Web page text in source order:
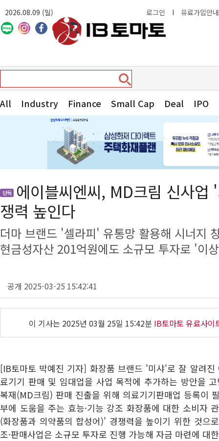
2026.08.09 (일) 로그인 I 유료가입안내
All Industry Finance Small Cap Deal IPO
단독
에이블씨엔씨, MD크림 신사
쟁력 높인다
더마 브랜드 '셀라피' 유통망 활용해 시너지
현금성자산 201억원에도 소규모 투자로 '이
공개 2025-03-25 15:42:41
이 기사는 2025년 03월 25일 15:42분 IB토마토 유료사이
[IB토마토 박예진 기자] 화장품 브랜드 '미샤'로 잘 알려진
료기기 판매 및 임대업을 사업 목적에 추가하는 방안을
복재(MD크림) 판매 진출을 위해 의료기기판매업 등록이
부에 도움을 주는 효능·기능 강조 화장품에 대한 소비자
(화장품과 의약품의 합성어)' 경쟁력을 높이기 위한 것으
조·판매사업은 소규모 투자로 진행 가능해 자금 마련에 대